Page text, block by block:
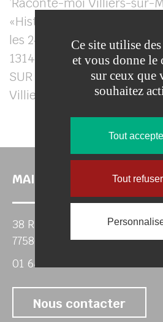
MAIRIE DE VILLIERS SUR
38 Rue de Paris
77580 VILLIERS-SUR-MORIN
01 64 63 46 50
Nous contacter
Ce site utilise
et vous donne le
sur ceux que
souhaitez
Tout
Tout refuser